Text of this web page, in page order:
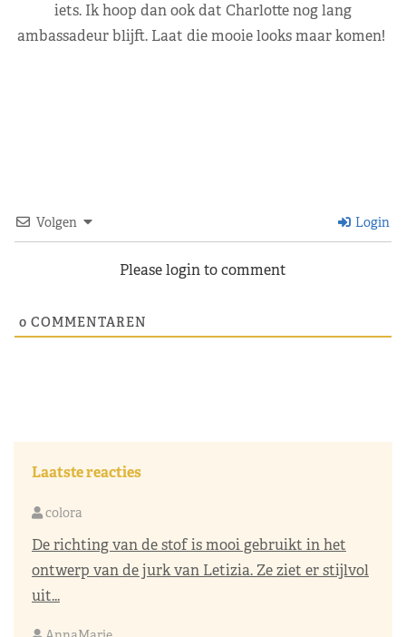
iets. Ik hoop dan ook dat Charlotte nog lang
ambassadeur blijft. Laat die mooie looks maar komen!
Volgen Login
Please login to comment
0 COMMENTAREN
Laatste reacties
colora
De richting van de stof is mooi gebruikt in het
ontwerp van de jurk van Letizia. Ze ziet er stijlvol
uit...